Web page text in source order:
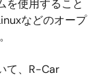
を使用すること
などのオープ
て、R-Car